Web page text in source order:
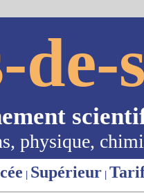
de-
physique,
| Supérieur |